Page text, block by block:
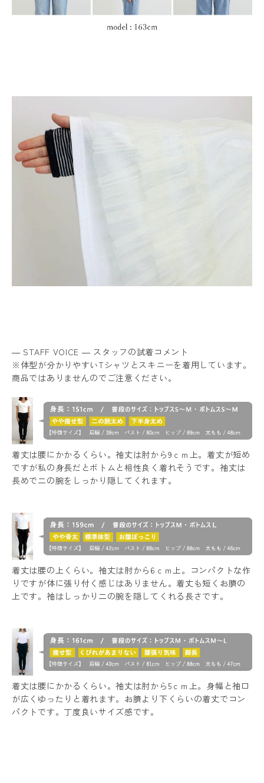
― STAFF VOICE ― スタッフの試着コメント
※体型が分かりやすいTシャツとスキニーを着用しています。
商品ではありませんのでご注意ください。
着丈は腰にかかるくらい。袖丈は肘から9ｃｍ上。着丈が短め
ですが私の身長だとボトムと相性良く着れそうです。袖丈は
長めで二の腕をしっかり隠してくれます。
着丈は腰の上くらい。袖丈は肘から6ｃｍ上。コンパクトな作
りですが体に張り付く感じはありません。着丈も短くお臍の
上です。袖はしっかり二の腕を隠してくれる長さです。
着丈は腰にかかるくらい。袖丈は肘から5ｃｍ上。身幅と袖口
が広くゆったりと着れます。お臍より下くらいの着丈でコン
パクトです。丁度良いサイズ感です。